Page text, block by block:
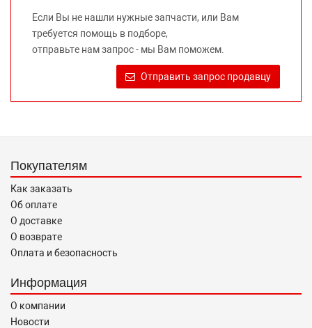
правообладателей указанных товарных знаков.
Требование предоставлять покупателю необходимую и
достоверную информацию о товаре, предлагаемом к
продаже, обеспечивающую возможность их правильного
выбора возложено на продавца (изготовителя) Законом
«О защите прав потребителей».
Если Вы не нашли нужные запчасти, или Вам
требуется помощь в подборе,
отправьте нам запрос - мы Вам поможем.
Отправить запрос продавцу
Покупателям
Как заказать
Об оплате
О доставке
О возврате
Оплата и безопасность
Информация
О компании
Новости